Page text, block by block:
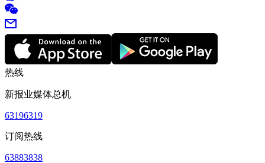
热线
新报业媒体总机
63196319
订阅热线
63883838